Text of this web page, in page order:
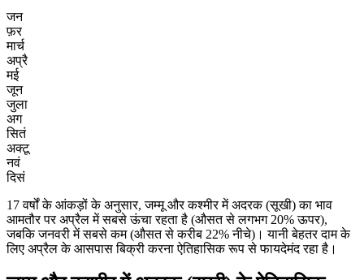
जन
फ़र
मार्च
अप्रै
मई
जून
जुला
अग
सितं
अक्टू
नवं
दिसं
17 वर्षों के आंकड़ों के अनुसार, जम्मू और कश्मीर में अदरक (सूखी) का भाव
आमतौर पर अप्रैल में सबसे ऊंचा रहता है (औसत से लगभग 20% ऊपर),
जबकि जनवरी में सबसे कम (औसत से करीब 22% नीचे)। यानी बेहतर दाम के
लिए अप्रैल के आसपास बिक्री करना ऐतिहासिक रूप से फायदेमंद रहा है।